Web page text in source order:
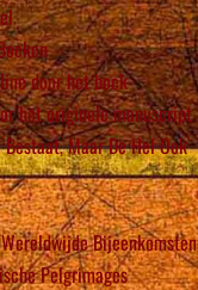
door het boek
het originele manuscript
Bestaat, Maar De Hel Ook
Wereldwijde Bijeenkomsten
Pelgrimages